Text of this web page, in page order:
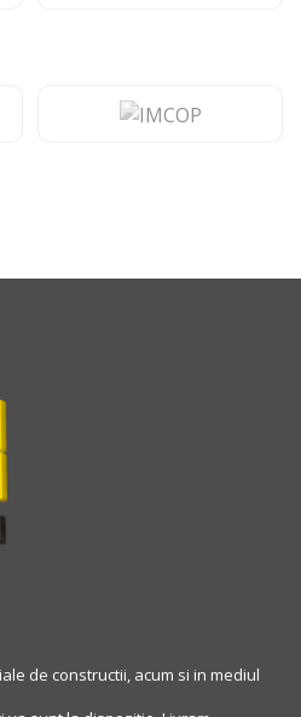
de constructii, acum si in mediul